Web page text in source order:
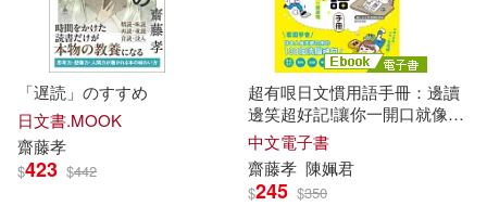
「遅読」のすすめ
日文書.MOOK
齋藤孝
$423 $442
超有哏日文慣用語手冊：邊讀
邊笑超好記!讓你一開口就像日
本人一樣道地 (電子書)
中文電子書
齋藤孝 陳姵君
$245 $350